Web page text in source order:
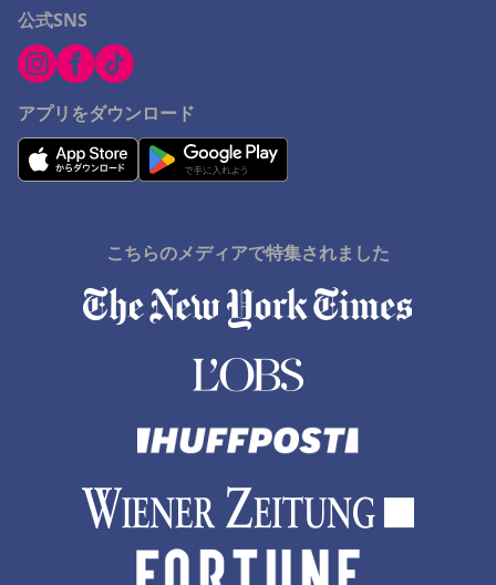
公式SNS
アプリをダウンロード
こちらのメディアで特集されました